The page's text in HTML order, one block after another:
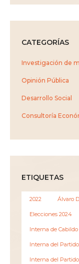
CATEGORÍAS
Investigación de
Opinión Pública
Desarrollo Social
Consultoría
ETIQUETAS
2022 Álvaro
Elecciones 2024
Interna de
Interna del
Interna del